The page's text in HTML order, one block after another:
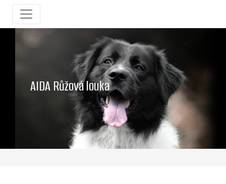
AIDA Růžová louka